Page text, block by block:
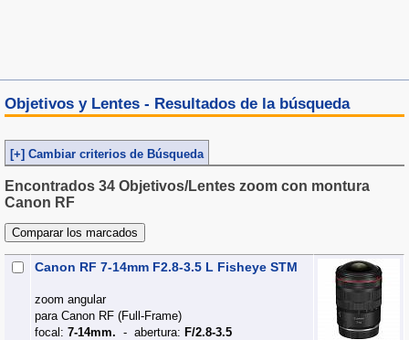
Objetivos y Lentes - Resultados de la búsqueda
[+] Cambiar criterios de Búsqueda
Encontrados 34 Objetivos/Lentes zoom con montura
Canon RF
Canon RF 7-14mm F2.8-3.5 L Fisheye STM
zoom angular
para Canon RF (Full‑Frame)
focal: 7-14mm. - abertura: F/2.8-3.5